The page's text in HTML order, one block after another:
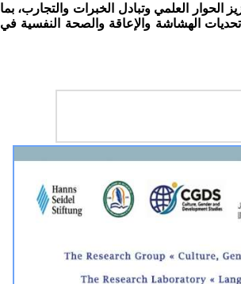
العلمي وتبادل الخبرات والتجارب، بما
الهشاشة والإعاقة والصحة النفسية في